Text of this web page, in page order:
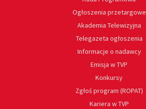
Ogłoszenia przetargowe
Akademia Telewizyjna
Telegazeta ogłoszenia
Informacje o nadawcy
Emisja w TVP
Konkursy
Zgłoś program (ROPAT)
Kariera w TVP